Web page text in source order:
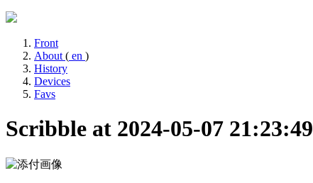
Front
About ( en )
History
Devices
Favs
Scribble at 2024-05-07 21:23:49